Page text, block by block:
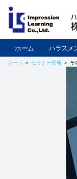
ホーム ハラスメ
ホーム ＞ セミナー情報 ＞ そ